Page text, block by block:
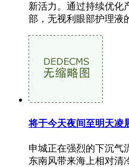
新活力。通过持续优化
部，无视利眼部护理液
将于今天夜间至明天凌
申城正在强烈的下沉气
东南风带来海上相对清